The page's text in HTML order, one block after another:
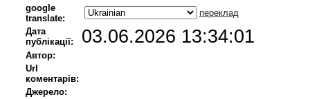
google
translate:
переклад
Дата
публікації:
03.06.2026 13:34:01
Автор:
Url
коментарів:
Джерело: